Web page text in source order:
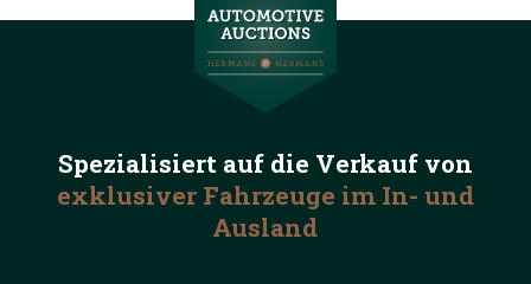
Spezialisiert auf die Verkauf von
exklusiver Fahrzeuge im In- und
Ausland